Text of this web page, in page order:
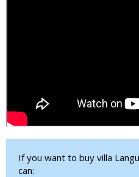
If you want to buy villa
can: